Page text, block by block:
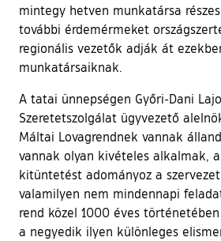
mintegy hetven munkatársa
további érdemérmeket
regionális vezetők adják át
munkatársaiknak.
A tatai ünnepségen Győri-Dani
Szeretetszolgálat ügyvezető
Máltai Lovagrendnek vannak
vannak olyan kivételes alkalmak,
kitüntetést adományoz a
valamilyen nem mindennapi
rend közel 1000 éves
a negyedik ilyen különleges